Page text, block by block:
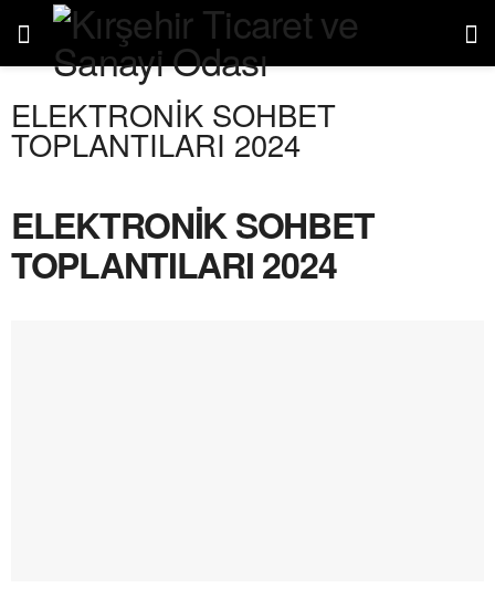
ELEKTRONİK SOHBET
TOPLANTILARI 2024
ELEKTRONİK SOHBET
TOPLANTILARI 2024